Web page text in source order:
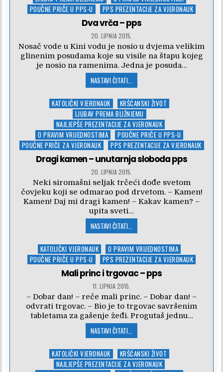
POUČNE PRIČE U PPS-U
PPS PREZENTACIJE ZA VJERONAUK
Dva vrča – pps
20. LIPNJA 2015.
Nosač vode u Kini vodu je nosio u dvjema velikim
glinenim posudama koje su visile na štapu kojeg
je nosio na ramenima. Jedna je posuda…
NASTAVI ČITATI...
Posted
KATOLIČKI VJERONAUK
KRŠĆANSKI ŽIVOT
LJUBAV PREMA BLIŽNJEMU
NAJLJEPŠE PREZENTACIJE ZA VJERONAUK
O PRAVIM VRIJEDNOSTIMA
POUČNE PRIČE U PPS-U
POUČNE PRIČE ZA VJERONAUK
PPS PREZENTACIJE ZA VJERONAUK
Dragi kamen – unutarnja sloboda pps
20. LIPNJA 2015.
Neki siromašni seljak trčeći dođe svetom
čovjeku koji se odmarao pod drvetom. – Kamen!
Kamen! Daj mi dragi kamen! – Kakav kamen? –
upita sveti…
NASTAVI ČITATI...
Posted
in
KATOLIČKI VJERONAUK
O PRAVIM VRIJEDNOSTIMA
POUČNE PRIČE U PPS-U
PPS PREZENTACIJE ZA VJERONAUK
Mali princ i trgovac – pps
11. LIPNJA 2015.
– Dobar dan! – reče mali princ. – Dobar dan! –
odvrati trgovac. – Bio je to trgovac savršenim
tabletama za gašenje žeđi. Progutaš jednu…
NASTAVI ČITATI...
Posted
in
KATOLIČKI VJERONAUK
KRŠĆANSKI ŽIVOT
NAJLJEPŠE PREZENTACIJE ZA VJERONAUK